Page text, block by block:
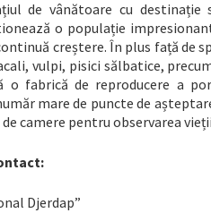
de vânătoare cu
o populație
creștere. În plus față de
vulpi, pisici sălbatice,
fabrică de reproducere a
mare de puncte de
camere pentru observarea
Djerdap”